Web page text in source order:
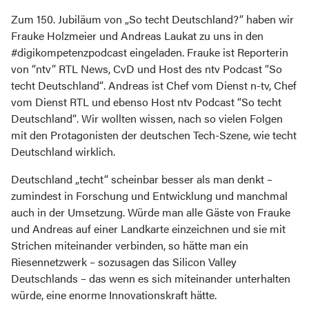
Zum 150. Jubiläum von „So techt Deutschland?“ haben wir
Frauke Holzmeier und Andreas Laukat zu uns in den
#digikompetenzpodcast eingeladen. Frauke ist Reporterin
von “ntv” RTL News, CvD und Host des ntv Podcast “So
techt Deutschland“. Andreas ist Chef vom Dienst n-tv, Chef
vom Dienst RTL und ebenso Host ntv Podcast “So techt
Deutschland“. Wir wollten wissen, nach so vielen Folgen
mit den Protagonisten der deutschen Tech-Szene, wie techt
Deutschland wirklich.
Deutschland „techt“ scheinbar besser als man denkt –
zumindest in Forschung und Entwicklung und manchmal
auch in der Umsetzung. Würde man alle Gäste von Frauke
und Andreas auf einer Landkarte einzeichnen und sie mit
Strichen miteinander verbinden, so hätte man ein
Riesennetzwerk – sozusagen das Silicon Valley
Deutschlands – das wenn es sich miteinander unterhalten
würde, eine enorme Innovationskraft hätte.